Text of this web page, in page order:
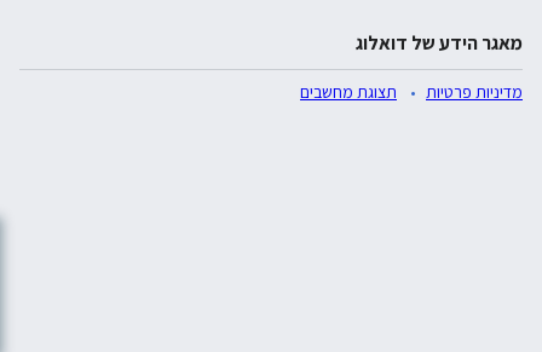
מאגר הידע של דואלוג
מדיניות פרטיות תצוגת מחשבים